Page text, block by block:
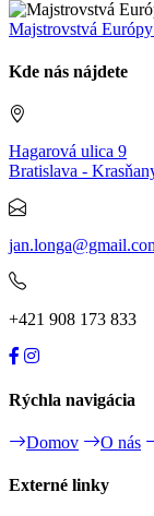
Majstrovstvá
Kde nás nájdete
Hagarová ulica 9
Bratislava -
+421 908 173 833
Rýchla navigácia
Domov O nás
Externé linky